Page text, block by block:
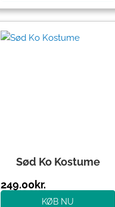
Sød Ko Kostume
249.00kr.
KØB NU